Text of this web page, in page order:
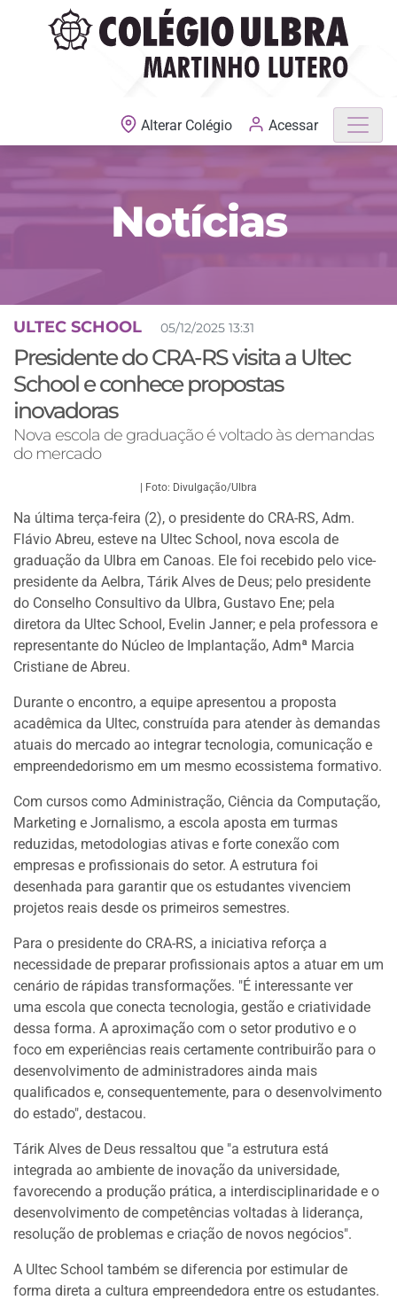
MATRÍCULAS ABERTAS
Alterar Colégio Acessar
Notícias
ULTEC SCHOOL 05/12/2025 13:31
Presidente do CRA-RS visita a Ultec
School e conhece propostas
inovadoras
Nova escola de graduação é voltado às demandas
do mercado
| Foto: Divulgação/Ulbra
Na última terça-feira (2), o presidente do CRA-RS, Adm.
Flávio Abreu, esteve na Ultec School, nova escola de
graduação da Ulbra em Canoas. Ele foi recebido pelo vice-
presidente da Aelbra, Tárik Alves de Deus; pelo presidente
do Conselho Consultivo da Ulbra, Gustavo Ene; pela
diretora da Ultec School, Evelin Janner; e pela professora e
representante do Núcleo de Implantação, Admª Marcia
Cristiane de Abreu.
Durante o encontro, a equipe apresentou a proposta
acadêmica da Ultec, construída para atender às demandas
atuais do mercado ao integrar tecnologia, comunicação e
empreendedorismo em um mesmo ecossistema formativo.
Com cursos como Administração, Ciência da Computação,
Marketing e Jornalismo, a escola aposta em turmas
reduzidas, metodologias ativas e forte conexão com
empresas e profissionais do setor. A estrutura foi
desenhada para garantir que os estudantes vivenciem
projetos reais desde os primeiros semestres.
Para o presidente do CRA-RS, a iniciativa reforça a
necessidade de preparar profissionais aptos a atuar em um
cenário de rápidas transformações. "É interessante ver
uma escola que conecta tecnologia, gestão e criatividade
dessa forma. A aproximação com o setor produtivo e o
foco em experiências reais certamente contribuirão para o
desenvolvimento de administradores ainda mais
qualificados e, consequentemente, para o desenvolvimento
do estado", destacou.
Tárik Alves de Deus ressaltou que "a estrutura está
integrada ao ambiente de inovação da universidade,
favorecendo a produção prática, a interdisciplinaridade e o
desenvolvimento de competências voltadas à liderança,
resolução de problemas e criação de novos negócios".
A Ultec School também se diferencia por estimular de
forma direta a cultura empreendedora entre os estudantes.